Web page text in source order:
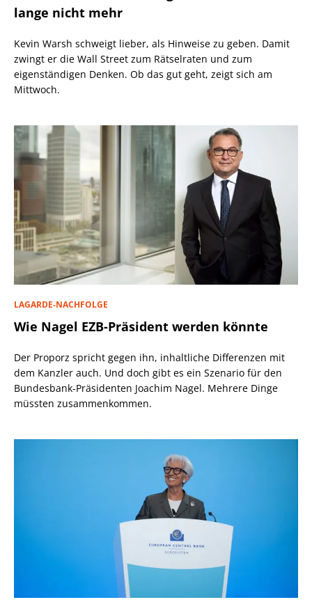
lange nicht mehr
Kevin Warsh schweigt lieber, als Hinweise zu geben. Damit
zwingt er die Wall Street zum Rätselraten und zum
eigenständigen Denken. Ob das gut geht, zeigt sich am
Mittwoch.
LAGARDE-NACHFOLGE
Wie Nagel EZB-Präsident werden könnte
Der Proporz spricht gegen ihn, inhaltliche Differenzen mit
dem Kanzler auch. Und doch gibt es ein Szenario für den
Bundesbank-Präsidenten Joachim Nagel. Mehrere Dinge
müssten zusammenkommen.